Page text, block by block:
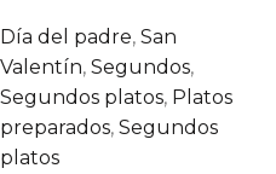
Día del padre, San
Valentín, Segundos,
Segundos platos, Platos
preparados, Segundos
platos